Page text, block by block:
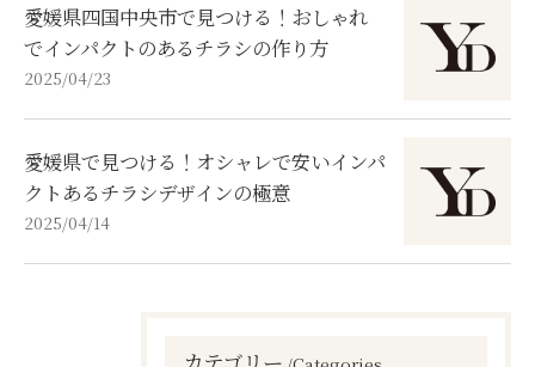
愛媛県四国中央市で見つける！おしゃれ
でインパクトのあるチラシの作り方
2025/04/23
愛媛県で見つける！オシャレで安いインパ
クトあるチラシデザインの極意
2025/04/14